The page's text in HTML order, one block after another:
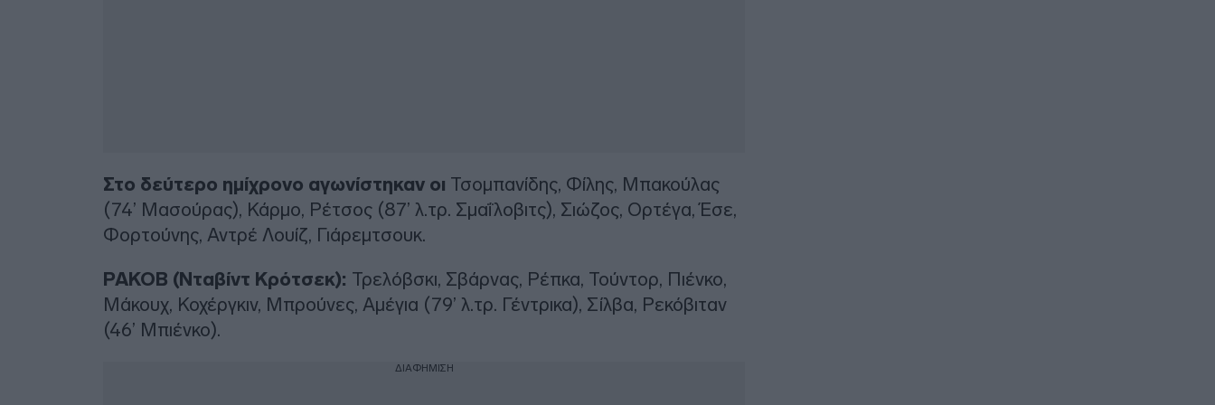
Στο δεύτερο ημίχρονο αγωνίστηκαν οι Τσομπανίδης, Φίλης, Μπακούλας
(74’ Μασούρας), Κάρμο, Ρέτσος (87’ λ.τρ. Σμαΐλοβιτς), Σιώζος, Ορτέγα, Έσε,
Φορτούνης, Αντρέ Λουίζ, Γιάρεμτσουκ.
ΡΑΚΟΒ (Νταβίντ Κρότσεκ): Τρελόβσκι, Σβάρνας, Ρέπκα, Τούντορ, Πιένκο,
Μάκουχ, Κοχέργκιν, Μπρούνες, Αμέγια (79’ λ.τρ. Γέντρικα), Σίλβα, Ρεκόβιταν
(46’ Μπιένκο).
ΔΙΑΦΗΜΙΣΗ